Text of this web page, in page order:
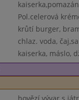
Pol.celerová
krůtí burger,
chlaz. voda,
kaiserka, máslo,